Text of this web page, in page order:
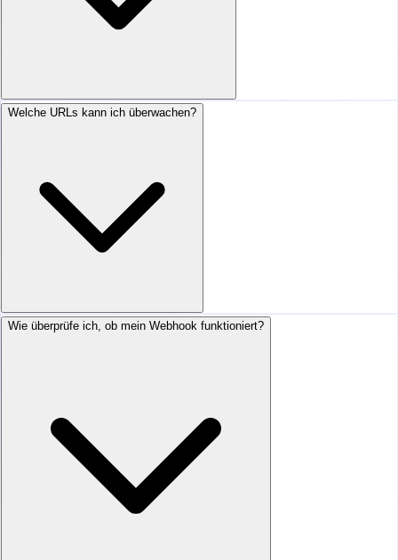
Welche URLs kann ich überwachen?
Wie überprüfe ich, ob mein Webhook funktioniert?